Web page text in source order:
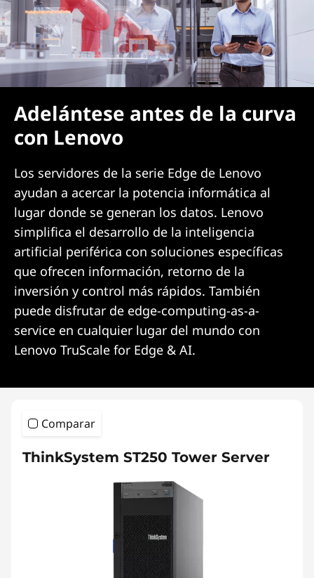
Adelántese antes de la curva
con Lenovo
Los servidores de la serie Edge de Lenovo
ayudan a acercar la potencia informática al
lugar donde se generan los datos. Lenovo
simplifica el desarrollo de la inteligencia
artificial periférica con soluciones específicas
que ofrecen información, retorno de la
inversión y control más rápidos. También
puede disfrutar de edge-computing-as-a-
service en cualquier lugar del mundo con
Lenovo TruScale for Edge & AI.
Comparar
ThinkSystem ST250 Tower Server